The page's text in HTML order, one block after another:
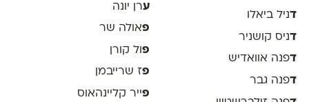
דניל ביאלו
דניס קושניר
דפנה אוואדיש
דפנה גבר
ערן יונה
פאולה שר
פ ול קורן
פז שרייבמן
פייר קליינהאוס